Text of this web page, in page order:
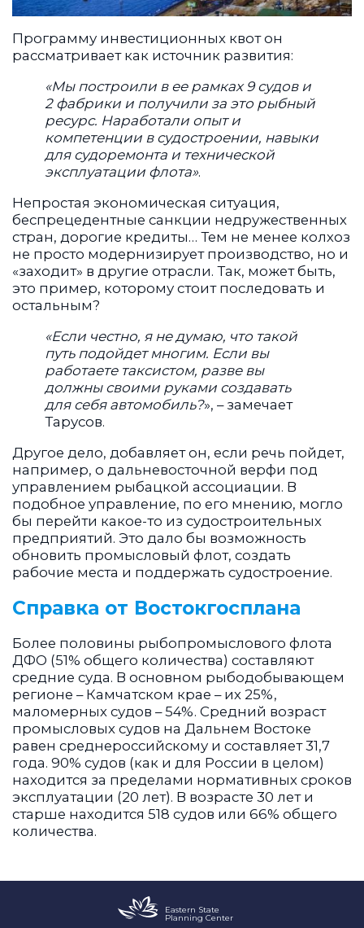
Программу инвестиционных квот он
рассматривает как источник развития:
«Мы построили в ее рамках 9 судов и
2 фабрики и получили за это рыбный
ресурс. Наработали опыт и
компетенции в судостроении, навыки
для судоремонта и технической
эксплуатации флота».
Непростая экономическая ситуация,
беспрецедентные санкции недружественных
стран, дорогие кредиты… Тем не менее колхоз
не просто модернизирует производство, но и
«заходит» в другие отрасли. Так, может быть,
это пример, которому стоит последовать и
остальным?
«Если честно, я не думаю, что такой
путь подойдет многим. Если вы
работаете таксистом, разве вы
должны своими руками создавать
для себя автомобиль?», – замечает
Тарусов.
Другое дело, добавляет он, если речь пойдет,
например, о дальневосточной верфи под
управлением рыбацкой ассоциации. В
подобное управление, по его мнению, могло
бы перейти какое-то из судостроительных
предприятий. Это дало бы возможность
обновить промысловый флот, создать
рабочие места и поддержать судостроение.
Справка от Востокгосплана
Более половины рыбопромыслового флота
ДФО (51% общего количества) составляют
средние суда. В основном рыбодобывающем
регионе – Камчатском крае – их 25%,
маломерных судов – 54%. Средний возраст
промысловых судов на Дальнем Востоке
равен среднероссийскому и составляет 31,7
года. 90% судов (как и для России в целом)
находится за пределами нормативных сроков
эксплуатации (20 лет). В возрасте 30 лет и
старше находится 518 судов или 66% общего
количества.
Eastern State
Planning Center